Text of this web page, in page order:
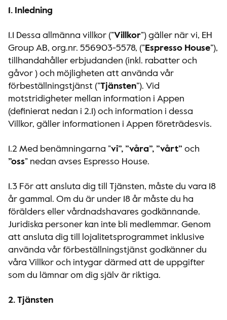
1. Inledning
1.1 Dessa allmänna villkor (”Villkor”) gäller när vi, EH
Group AB, org.nr. 556903-5578, (”Espresso House”),
tillhandahåller erbjudanden (inkl. rabatter och
gåvor ) och möjligheten att använda vår
förbeställningstjänst (”Tjänsten”). Vid
motstridigheter mellan information i Appen
(definierat nedan i 2.1) och information i dessa
Villkor, gäller informationen i Appen företrädesvis.
1.2 Med benämningarna ”vi”, ”våra”, ”vårt” och
”oss” nedan avses Espresso House.
1.3 För att ansluta dig till Tjänsten, måste du vara 18
år gammal. Om du är under 18 år måste du ha
förälders eller vårdnadshavares godkännande.
Juridiska personer kan inte bli medlemmar. Genom
att ansluta dig till lojalitetsprogrammet inklusive
använda vår förbeställningstjänst godkänner du
våra Villkor och intygar därmed att de uppgifter
som du lämnar om dig själv är riktiga.
2. Tjänsten